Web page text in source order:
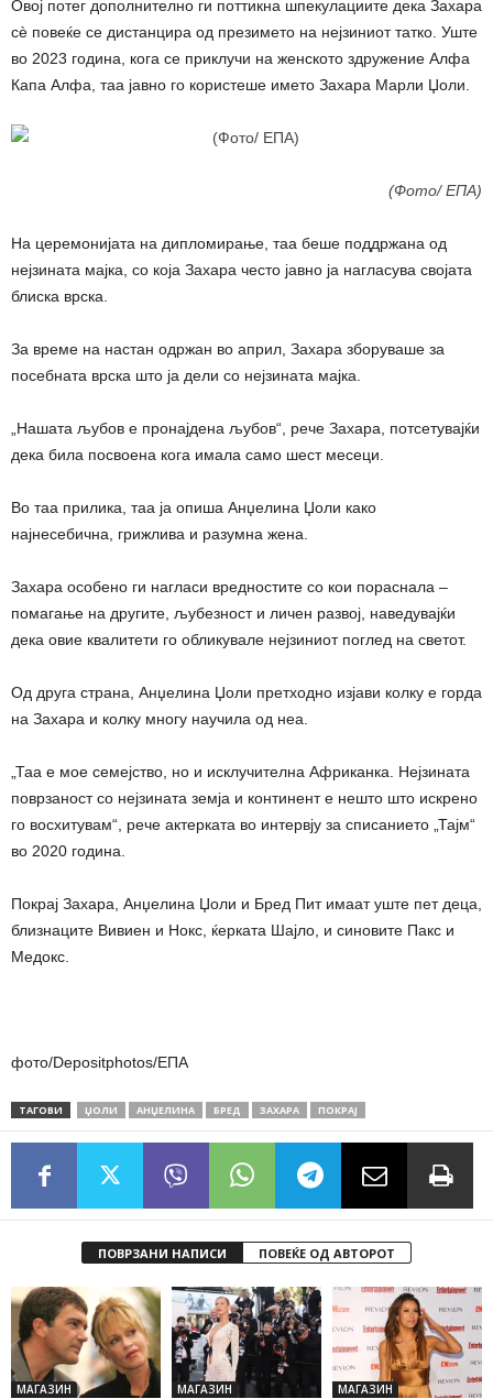
Овој потег дополнително ги поттикна шпекулациите дека Захара
сè повеќе се дистанцира од презимето на нејзиниот татко. Уште
во 2023 година, кога се приклучи на женското здружение Алфа
Капа Алфа, таа јавно го користеше името Захара Марли Џоли.
(Фото/ ЕПА)
На церемонијата на дипломирање, таа беше поддржана од
нејзината мајка, со која Захара често јавно ја нагласува својата
блиска врска.
За време на настан одржан во април, Захара зборуваше за
посебната врска што ја дели со нејзината мајка.
„Нашата љубов е пронајдена љубов“, рече Захара, потсетувајќи
дека била посвоена кога имала само шест месеци.
Во таа прилика, таа ја опиша Анџелина Џоли како
најнесебична, грижлива и разумна жена.
Захара особено ги нагласи вредностите со кои пораснала –
помагање на другите, љубезност и личен развој, наведувајќи
дека овие квалитети го обликувале нејзиниот поглед на светот.
Од друга страна, Анџелина Џоли претходно изјави колку е горда
на Захара и колку многу научила од неа.
„Таа е мое семејство, но и исклучителна Африканка. Нејзината
поврзаност со нејзината земја и континент е нешто што искрено
го восхитувам“, рече актерката во интервју за списанието „Тајм“
во 2020 година.
Покрај Захара, Анџелина Џоли и Бред Пит имаат уште пет деца,
близнаците Вивиен и Нокс, ќерката Шајло, и синовите Пакс и
Медокс.
фото/Depositphotos/ЕПА
ТАГОВИ ЏОЛИ АНЏЕЛИНА БРЕД ЗАХАРА ПОКРАЈ
ПОВРЗАНИ НАПИСИ ПОВЕЌЕ ОД АВТОРОТ
МАГАЗИН МАГАЗИН МАГАЗИН